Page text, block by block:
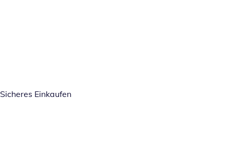
Sicheres Einkaufen